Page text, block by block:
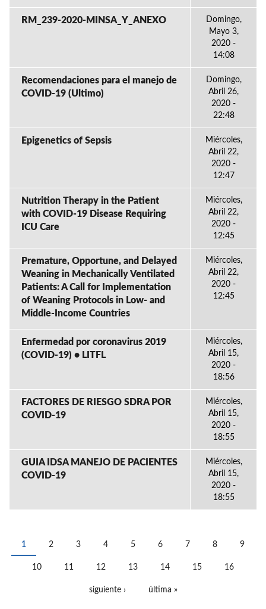
RM_239-2020-MINSA_Y_ANEXO
Domingo,
Mayo 3,
2020 -
14:08
Recomendaciones para el manejo de
COVID-19 (Ultimo)
Domingo,
Abril 26,
2020 -
22:48
Epigenetics of Sepsis
Miércoles,
Abril 22,
2020 -
12:47
Nutrition Therapy in the Patient
with COVID-19 Disease Requiring
ICU Care
Miércoles,
Abril 22,
2020 -
12:45
Premature, Opportune, and Delayed
Weaning in Mechanically Ventilated
Patients: A Call for Implementation
of Weaning Protocols in Low- and
Middle-Income Countries
Miércoles,
Abril 22,
2020 -
12:45
Enfermedad por coronavirus 2019
(COVID-19) • LITFL
Miércoles,
Abril 15,
2020 -
18:56
FACTORES DE RIESGO SDRA POR
COVID-19
Miércoles,
Abril 15,
2020 -
18:55
GUIA IDSA MANEJO DE PACIENTES
COVID-19
Miércoles,
Abril 15,
2020 -
18:55
PÁGINAS
1 2 3 4 5 6 7 8 9
10 11 12 13 14 15 16
siguiente › última »